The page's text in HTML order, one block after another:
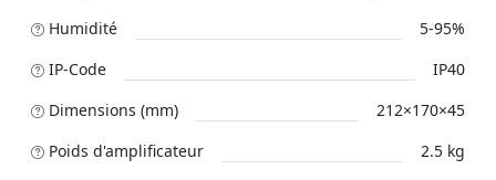
Humidité
5-95%
IP-Code
IP40
Dimensions (mm)
212×170×45
Poids d'amplificateur
2.5 kg